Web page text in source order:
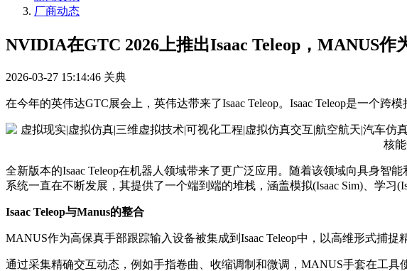
厂商动态
NVIDIA在GTC 2026上推出Isaac Teleop，MANUS作
2026-03-27 15:14:46 关典
在今年的英伟达GTC展会上，英伟达带来了Isaac Teleop。Isaac Teleop是一个
全新版本的Isaac Teleop在机器人领域带来了更广泛应用。随着该领域向具身
系统一直在不断发展，其提供了一个端到端的堆栈，涵盖模拟(Isaac Sim)、学习
Isaac Teleop与Manus的整合
MANUS作为高保真手部跟踪输入设备被集成到Isaac Teleop中，以高维形式捕捉
通过采集精确交互动态，例如手指卷曲、收缩调制和微调，MANUS手套在工